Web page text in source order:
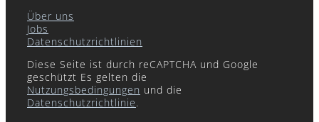
Über uns
Jobs
Datenschutzrichtlinien
Diese Seite ist durch reCAPTCHA und Google
geschützt Es gelten die
Nutzungsbedingungen und die
Datenschutzrichtlinie.